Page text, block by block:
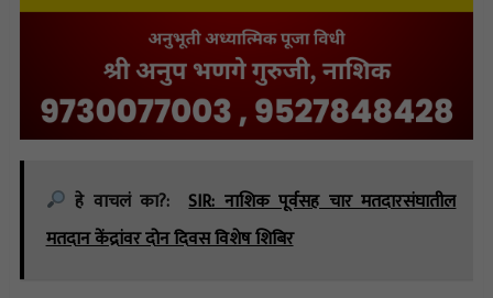
हे वाचलं का?:
SIR: नाशिक पूर्वसह चार मतदारसंघातील
मतदान केंद्रांवर दोन दिवस विशेष शिबिर